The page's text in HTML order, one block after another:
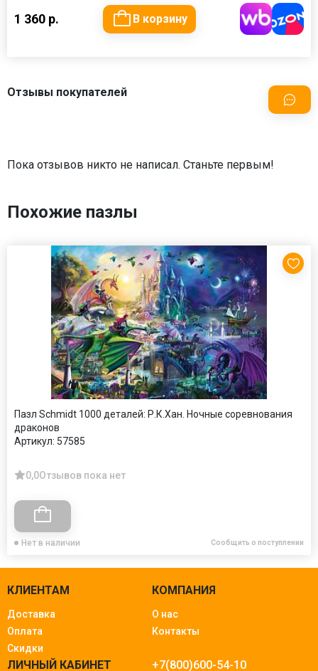
1 360 р. В корзину
Отзывы покупателей
Пока отзывов никто не написал. Станьте первым!
Похожие пазлы
Пазл Schmidt 1000 деталей: Р.К.Хан. Ночные соревнования
драконов
Артикул: 57585
0,0Отзывов пока нет
Нет в наличии Сообщить о поступлении
КЛИЕНТАМ
Доставка
Оплата
Скидки
КОМПАНИЯ
О нас
Контакты
ЛИЧНЫЙ КАБИНЕТ +7(800)600-54-10